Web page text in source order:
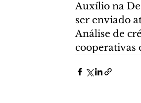
Auxílio na
ser enviado
Análise de
cooperativas